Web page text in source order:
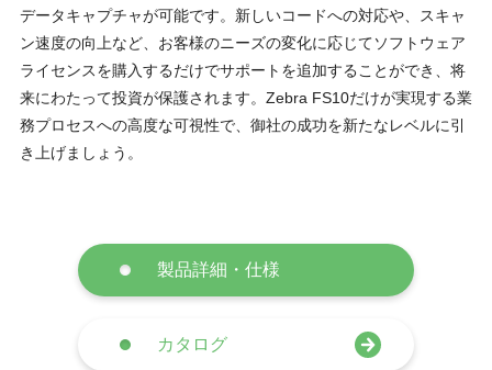
データキャプチャが可能です。新しいコードへの対応や、スキャ
ン速度の向上など、お客様のニーズの変化に応じてソフトウェア
ライセンスを購入するだけでサポートを追加することができ、将
来にわたって投資が保護されます。Zebra FS10だけが実現する業
務プロセスへの高度な可視性で、御社の成功を新たなレベルに引
き上げましょう。
製品詳細・仕様
カタログ